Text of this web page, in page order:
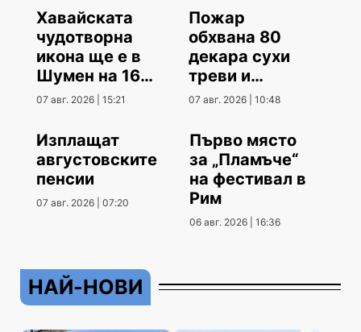
Хавайската
чудотворна
икона ще е в
Шумен на 16
август
07 авг. 2026 | 15:21
Пожар
обхвана 80
декара сухи
треви и
храсти
07 авг. 2026 | 10:48
Изплащат
августовските
пенсии
07 авг. 2026 | 07:20
Първо място
за „Пламъче“
на фестивал в
Рим
06 авг. 2026 | 16:36
НАЙ-НОВИ